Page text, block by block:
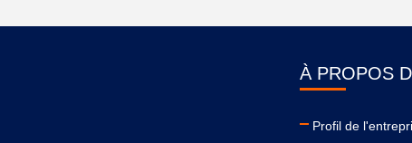
À PROPOS
Profil de